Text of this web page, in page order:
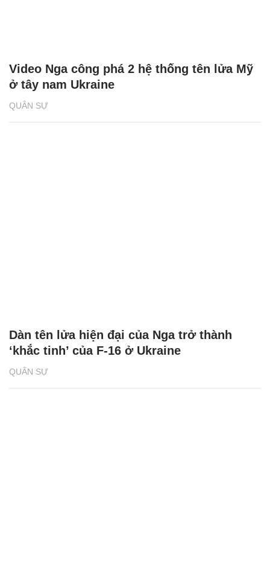
QUÂN SỰ
Video Nga công phá 2 hệ thống tên lửa Mỹ
ở tây nam Ukraine
QUÂN SỰ
Dàn tên lửa hiện đại của Nga trở thành
‘khắc tinh’ của F-16 ở Ukraine